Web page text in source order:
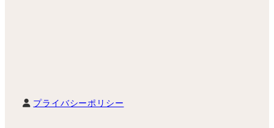
プライバシーポリシー